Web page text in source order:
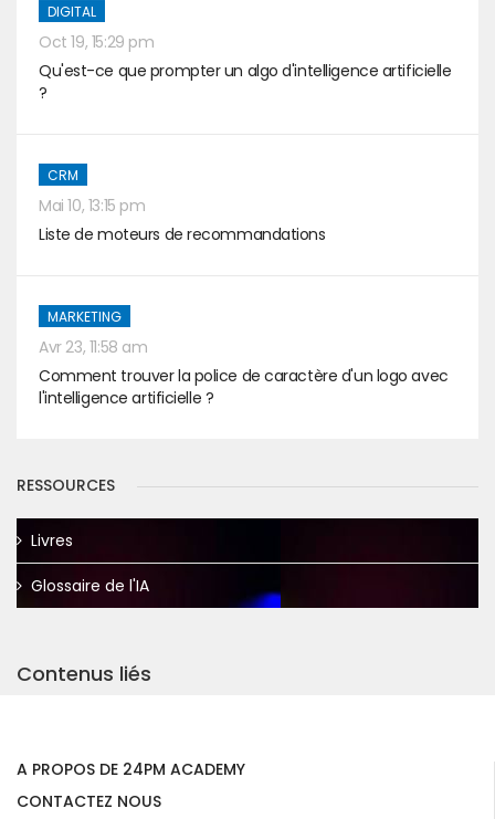
DIGITAL
Oct 19, 15:29 pm
Qu'est-ce que prompter un algo d'intelligence artificielle
?
CRM
Mai 10, 13:15 pm
Liste de moteurs de recommandations
MARKETING
Avr 23, 11:58 am
Comment trouver la police de caractère d'un logo avec
l'intelligence artificielle ?
RESSOURCES
Livres
Glossaire de l'IA
Contenus liés
A PROPOS DE 24PM ACADEMY
CONTACTEZ NOUS